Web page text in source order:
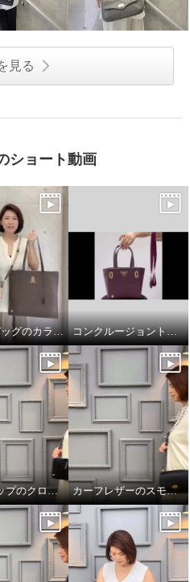
見る
ショート動画
2個持ちバッグのカラーコーデ コンクルージョントートのリボンの付け方
ダブルジップのクロコダイル型押しのオーラ カーフレザーのスモールウォレット